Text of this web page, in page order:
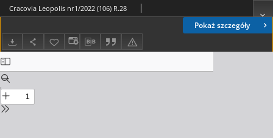
Pokaż szczegóły
Cracovia Leopolis nr1/2022 (106) R.28